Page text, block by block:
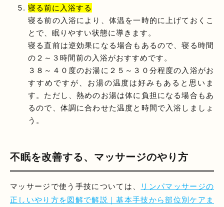
寝る前に入浴する
寝る前の入浴により、体温を一時的に上げておくこ
とで、眠りやすい状態に導きます。
寝る直前は逆効果になる場合もあるので、寝る時間
の２～３時間前の入浴がおすすめです。
３８～４０度のお湯に２５～３０分程度の入浴がお
すすめですが、お湯の温度は好みもあると思いま
す。ただし、熱めのお湯は体に負担になる場合もあ
るので、体調に合わせた温度と時間で入浴しましょ
う。
不眠を改善する、マッサージのやり方
マッサージで使う手技については、
リンパマッサージの
正しいやり方を図解で解説｜基本手技から部位別ケアま